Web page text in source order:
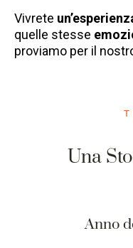
Vivrete
quelle stesse
proviamo per il
Una
Anno